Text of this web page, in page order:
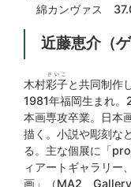
綿カンヴァス
近藤恵介（
木村彩子
さいこ
と共同制作
1981年福岡生まれ。
本画専攻卒業。日本
描く。小説や彫刻な
る。主な個展に「
ィアートギャラリー
画」（MA2 Gallery